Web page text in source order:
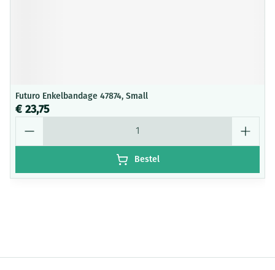
Futuro Enkelbandage 47874, Small
€ 23,75
Bestel